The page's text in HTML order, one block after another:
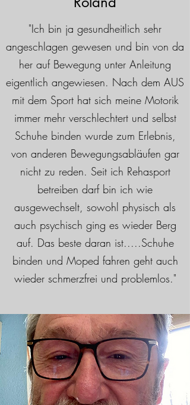
"Ich bin ja gesundheitlich sehr
angeschlagen gewesen und bin von da
her auf Bewegung unter Anleitung
eigentlich angewiesen. Nach dem AUS
mit dem Sport hat sich meine Motorik
immer mehr verschlechtert und selbst
Schuhe binden wurde zum Erlebnis,
von anderen Bewegungsabläufen gar
nicht zu reden. Seit ich Rehasport
betreiben darf bin ich wie
ausgewechselt, sowohl physisch als
auch psychisch ging es wieder Berg
auf. Das beste daran ist.....Schuhe
binden und Moped fahren geht auch
wieder schmerzfrei und problemlos."